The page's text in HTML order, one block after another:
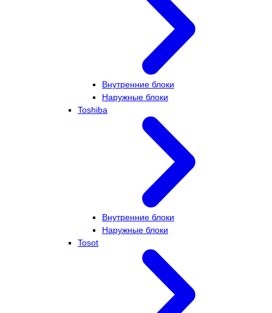
Внутренние блоки
Наружные блоки
Toshiba
Внутренние блоки
Наружные блоки
Tosot